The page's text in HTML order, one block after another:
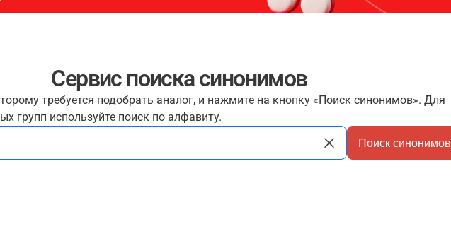
Сервис поиска синонимов
требуется подобрать аналог, и нажмите на кнопку «Поиск синонимов». Для
групп используйте поиск по алфавиту.
Поиск синонимов